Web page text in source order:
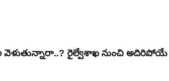
రైల్వేశాఖ నుంచి అదిరిపోయే